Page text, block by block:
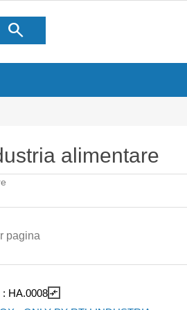
search
alimentare
pagina
: HA.0008 compare_arrows